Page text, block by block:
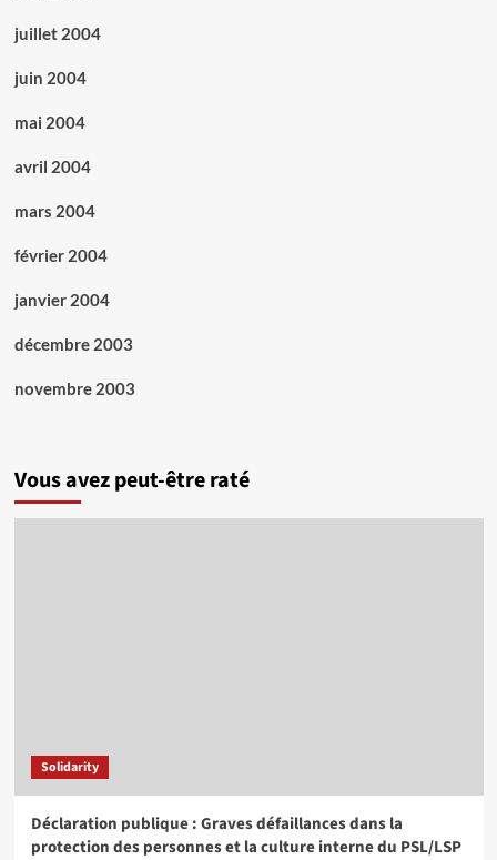
juillet 2004
juin 2004
mai 2004
avril 2004
mars 2004
février 2004
janvier 2004
décembre 2003
novembre 2003
Vous avez peut-être raté
Solidarity
Déclaration publique : Graves défaillances dans la
protection des personnes et la culture interne du PSL/LSP